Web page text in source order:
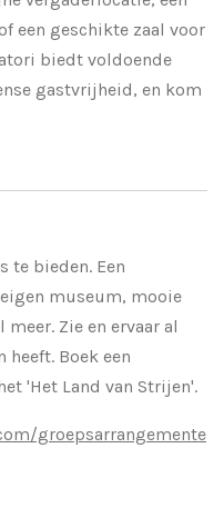
een geschikte zaal voor
biedt voldoende
gastvrijheid, en kom
te bieden. Een
museum, mooie
Zie en ervaar al
Boek een
'Het Land van Strijen'.
groepsarrangemente